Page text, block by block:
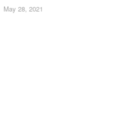
May 28, 2021